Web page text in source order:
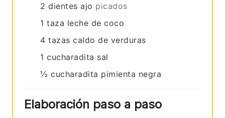
2 dientes ajo picados
1 taza leche de coco
4 tazas caldo de verduras
1 cucharadita sal
½ cucharadita pimienta negra
Elaboración paso a paso